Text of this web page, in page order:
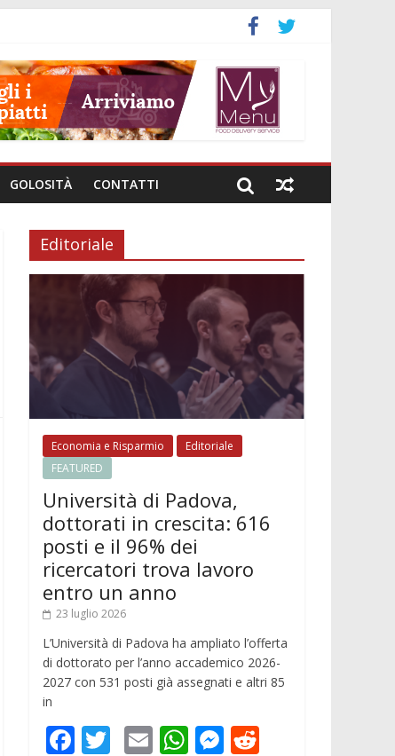
GOLOSITÀ CONTATTI
Editoriale
Economia e Risparmio
Editoriale
FEATURED
Università di Padova,
dottorati in crescita: 616
posti e il 96% dei
ricercatori trova lavoro
entro un anno
23 luglio 2026
L’Università di Padova ha ampliato l’offerta
di dottorato per l’anno accademico 2026-
2027 con 531 posti già assegnati e altri 85
in
F T E W M